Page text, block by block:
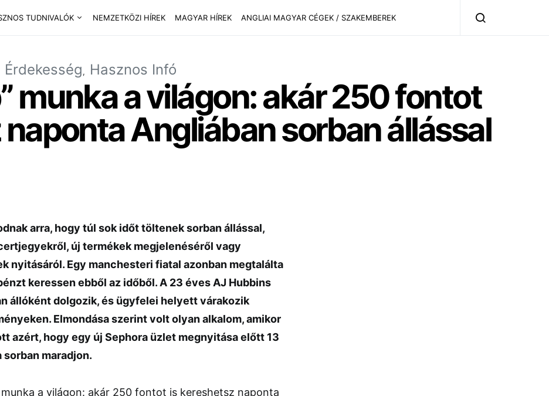
TUDNIVALÓK NEMZETKÖZI HÍREK MAGYAR HÍREK ANGLIAI MAGYAR CÉGEK / SZAKEMBEREK
Érdekesség Hasznos Infó
munka a világon: akár 250 fontot
Angliában sorban állással
arra, hogy túl sok időt töltenek sorban állással,
új termékek megjelenéséről vagy
nyitásáról. Egy manchesteri fiatal azonban megtalálta
keressen ebből az időből. A 23 éves AJ Hubbins
állóként dolgozik, és ügyfelei helyett várakozik
Elmondása szerint volt olyan alkalom, amikor
azért, hogy egy új Sephora üzlet megnyitása előtt 13
maradjon.